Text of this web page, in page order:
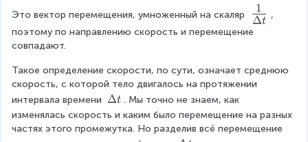
D
el
t
y
^
2
}
D
el
t
x
|
e
c
{
v
}
=
\f
Это вектор перемещения, умноженный на скаляр
\
fr
c
{
1
}
Δt
1
,
поэтому по направлению скорость и перемещение
совпадают.
Такое определение скорости, по сути, означает среднюю
скорость, с которой тело двигалось на протяжении
интервала времени \
D
el
Δt . Мы точно не знаем, как
изменялась скорость и каким было перемещение на разных
частях этого промежутка. Но разделив всё перемещение